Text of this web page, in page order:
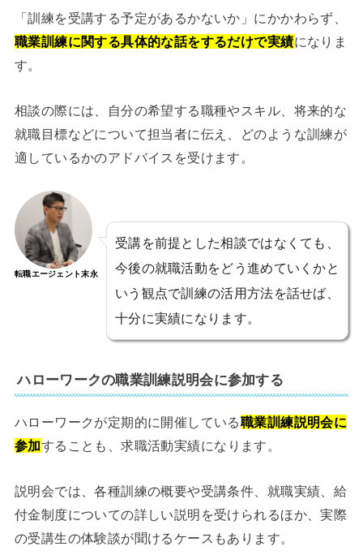
「訓練を受講する予定があるかないか」にかかわらず、
職業訓練に関する具体的な話をするだけで実績になりま
す。
相談の際には、自分の希望する職種やスキル、将来的な
就職目標などについて担当者に伝え、どのような訓練が
適しているかのアドバイスを受けます。
転職エージェント末永
受講を前提とした相談ではなくても、
今後の就職活動をどう進めていくかと
いう観点で訓練の活用方法を話せば、
十分に実績になります。
ハローワークの職業訓練説明会に参加する
ハローワークが定期的に開催している職業訓練説明会に
参加することも、求職活動実績になります。
説明会では、各種訓練の概要や受講条件、就職実績、給
付金制度についての詳しい説明を受けられるほか、実際
の受講生の体験談が聞けるケースもあります。